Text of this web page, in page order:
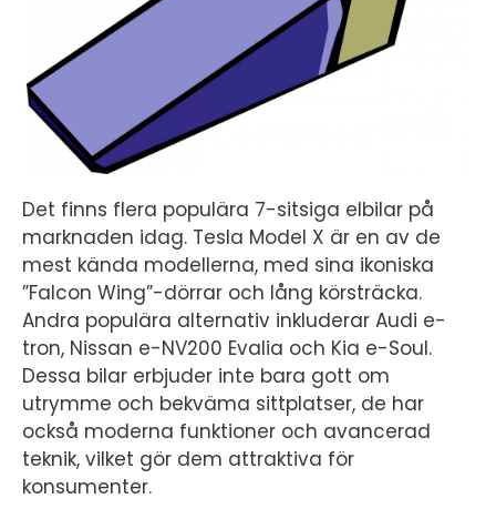
Det finns flera populära 7-sitsiga elbilar på
marknaden idag. Tesla Model X är en av de
mest kända modellerna, med sina ikoniska
”Falcon Wing”-dörrar och lång körsträcka.
Andra populära alternativ inkluderar Audi e-
tron, Nissan e-NV200 Evalia och Kia e-Soul.
Dessa bilar erbjuder inte bara gott om
utrymme och bekväma sittplatser, de har
också moderna funktioner och avancerad
teknik, vilket gör dem attraktiva för
konsumenter.